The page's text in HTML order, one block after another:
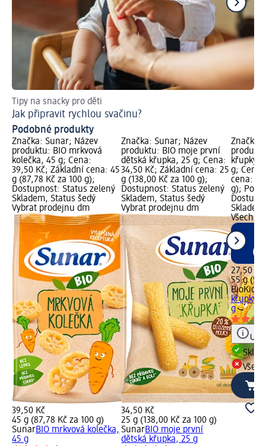
Tipy na snacky pro děti
Jak připravit rychlou svačinu?
Podobné produkty
Značka: Sunar; Název
produktu: BIO mrkvová
kolečka, 45 g; Cena:
39,50 Kč; Základní cena: 45
g (87,78 Kč za 100 g);
Dostupnost: Status zelený
Skladem, Status šedý
Vybrat prodejnu dm
39,50 Kč
45 g (87,78 Kč za 100 g)
SunarBIO mrkvová kolečka,
45 g
Značka: Sunar; Název
produktu: BIO moje první
dětská křupka, 25 g; Cena:
34,50 Kč; Základní cena: 25
g (138,00 Kč za 100 g);
Dostupnost: Status zelený
Skladem, Status šedý
Vybrat prodejnu dm
34,50 Kč
25 g (138,00 Kč za 100 g)
SunarBIO moje první
dětská křupka, 25 g
Značka:
křupky
g; Cena:
cena: 55
g);
27,50 Kč
55 g
BioKids
křupky
g